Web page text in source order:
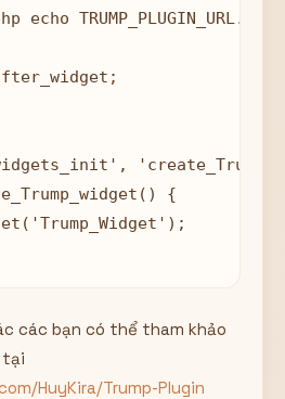
echo
{
các bạn có thể tham khảo
tại
HuyKira/Trump-Plugin